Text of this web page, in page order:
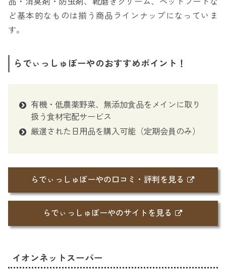
ど基本的なものは揃う商品ラインナップになっていま
す。
らでぃっしゅぼーやのおすすめポイント！
有機・低農薬野菜、無添加食品をメインに取り
扱う食材宅配サービス
厳選された日用品を購入可能（定期会員のみ）
らでぃっしゅぼーやの口コミ・評判を見る
らでぃっしゅぼーやのサイトを見る
イオンネットスーパー